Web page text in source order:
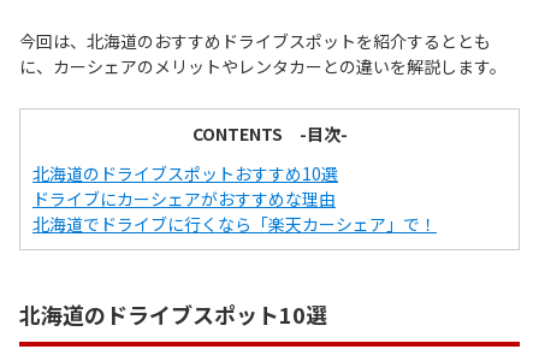
今回は、北海道のおすすめドライブスポットを紹介するととも
に、カーシェアのメリットやレンタカーとの違いを解説します。
CONTENTS -目次-
北海道のドライブスポットおすすめ10選
ドライブにカーシェアがおすすめな理由
北海道でドライブに行くなら「楽天カーシェア」で！
北海道のドライブスポット10選